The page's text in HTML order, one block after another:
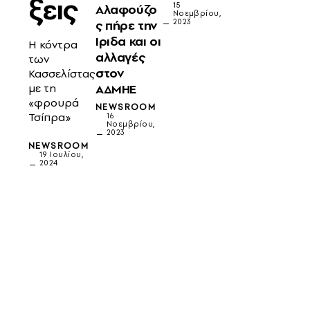
ξεις
H κόντρα
των
Κασσελίστας
με τη
«φρουρά
Τσίπρα»
NEWSROOM
19 Ιουλίου,
2024
Αλαφούζο
ς πήρε την
Ιριδα και οι
αλλαγές
στον
ΑΔΜΗΕ
NEWSROOM
16
Νοεμβρίου,
2023
15
Νοεμβρίου,
2023